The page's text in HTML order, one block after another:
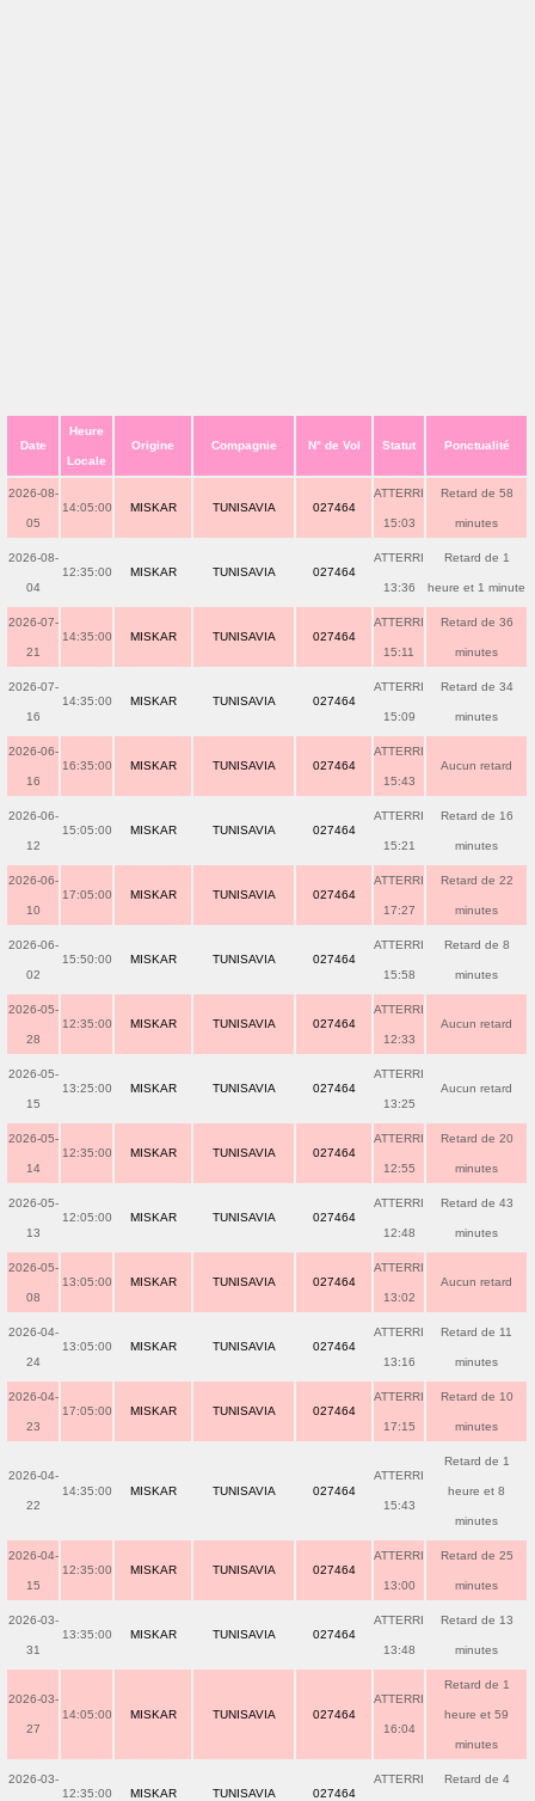
Date
Heure
Locale
Origine Compagnie N° de Vol Statut Ponctualité
2026-08-
05
14:05:00 MISKAR TUNISAVIA 027464
ATTERRI
15:03
Retard de 58
minutes
2026-08-
04
12:35:00 MISKAR TUNISAVIA 027464
ATTERRI
13:36
Retard de 1
heure et 1 minute
2026-07-
21
14:35:00 MISKAR TUNISAVIA 027464
ATTERRI
15:11
Retard de 36
minutes
2026-07-
16
14:35:00 MISKAR TUNISAVIA 027464
ATTERRI
15:09
Retard de 34
minutes
2026-06-
16
16:35:00 MISKAR TUNISAVIA 027464
ATTERRI
15:43
Aucun retard
2026-06-
12
15:05:00 MISKAR TUNISAVIA 027464
ATTERRI
15:21
Retard de 16
minutes
2026-06-
10
17:05:00 MISKAR TUNISAVIA 027464
ATTERRI
17:27
Retard de 22
minutes
2026-06-
02
15:50:00 MISKAR TUNISAVIA 027464
ATTERRI
15:58
Retard de 8
minutes
2026-05-
28
12:35:00 MISKAR TUNISAVIA 027464
ATTERRI
12:33
Aucun retard
2026-05-
15
13:25:00 MISKAR TUNISAVIA 027464
ATTERRI
13:25
Aucun retard
2026-05-
14
12:35:00 MISKAR TUNISAVIA 027464
ATTERRI
12:55
Retard de 20
minutes
2026-05-
13
12:05:00 MISKAR TUNISAVIA 027464
ATTERRI
12:48
Retard de 43
minutes
2026-05-
08
13:05:00 MISKAR TUNISAVIA 027464
ATTERRI
13:02
Aucun retard
2026-04-
24
13:05:00 MISKAR TUNISAVIA 027464
ATTERRI
13:16
Retard de 11
minutes
2026-04-
23
17:05:00 MISKAR TUNISAVIA 027464
ATTERRI
17:15
Retard de 10
minutes
2026-04-
22
14:35:00 MISKAR TUNISAVIA 027464
ATTERRI
15:43
Retard de 1
heure et 8
minutes
2026-04-
15
12:35:00 MISKAR TUNISAVIA 027464
ATTERRI
13:00
Retard de 25
minutes
2026-03-
31
13:35:00 MISKAR TUNISAVIA 027464
ATTERRI
13:48
Retard de 13
minutes
2026-03-
27
14:05:00 MISKAR TUNISAVIA 027464
ATTERRI
16:04
Retard de 1
heure et 59
minutes
2026-03-
12:35:00 MISKAR TUNISAVIA 027464
ATTERRI Retard de 4